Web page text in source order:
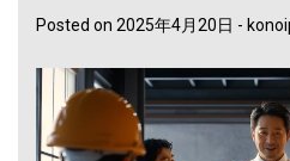
Posted on 2025年4月20日 -